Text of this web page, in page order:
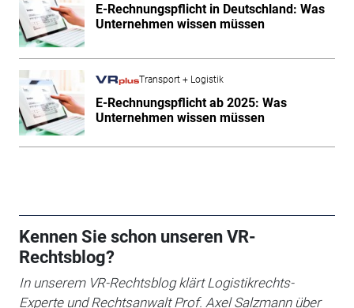
E-Rechnungspflicht in Deutschland: Was
Unternehmen wissen müssen
Transport + Logistik
E-Rechnungspflicht ab 2025: Was
Unternehmen wissen müssen
Kennen Sie schon unseren VR-
Rechtsblog?
In unserem VR-Rechtsblog klärt Logistikrechts-
Experte und Rechtsanwalt Prof. Axel Salzmann über